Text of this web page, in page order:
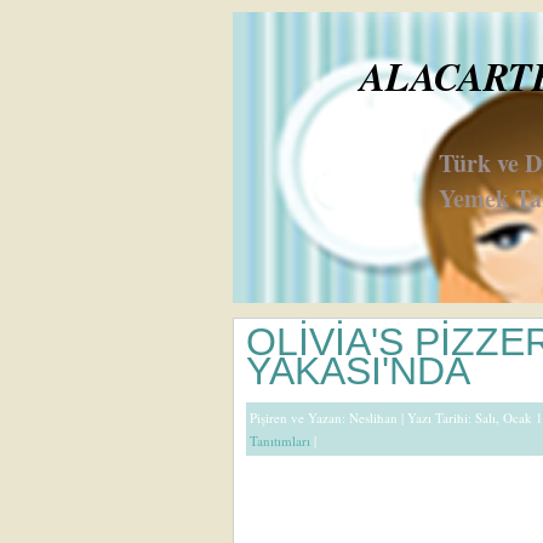
Türk ve
Yemek
OLİVİA'S
YAKASI'NDA
Pişiren ve Yazan: Neslihan | Yazı Tarihi: Salı, Ocak
Tanıtımları |